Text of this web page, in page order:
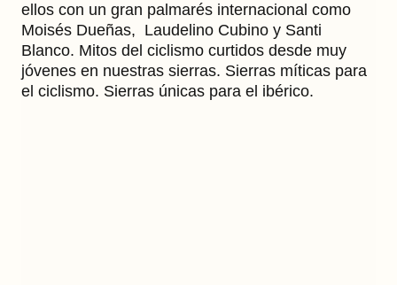
ellos con un gran palmarés internacional como
Moisés Dueñas, Laudelino Cubino y Santi
Blanco. Mitos del ciclismo curtidos desde muy
jóvenes en nuestras sierras. Sierras míticas para
el ciclismo. Sierras únicas para el ibérico.